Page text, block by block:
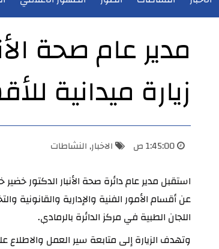
مدير عام صحة
زيارة ميدانية
1:45:00 ص الاخبار,النشاطات
اللجان الطبية في مركز الدائرة بالرمادي.